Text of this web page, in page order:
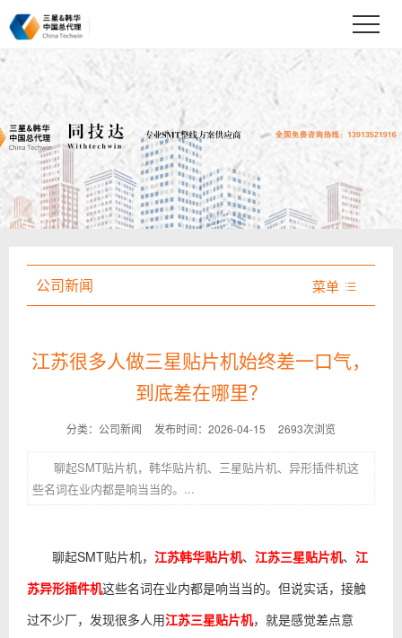
公司新闻 菜单 
江苏很多人做三星贴片机始终差一口气，
到底差在哪里？
分类：公司新闻 发布时间：2026-04-15 2693次浏览
聊起SMT贴片机，韩华贴片机、三星贴片机、异形插件机这
些名词在业内都是响当当的。...
聊起SMT贴片机， 江苏韩华贴片机、 江苏三星贴片机、 江
苏异形插件机这些名词在业内都是响当当的。但说实话，接触
过不少厂，发现很多人用江苏三星贴片机，就是感觉差点意